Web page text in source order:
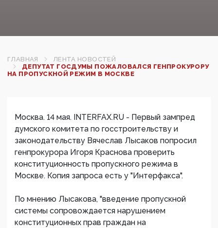
ГЛАВНАЯ
ЛЕНТА НОВОСТЕЙ
ДЕПУТАТ ГОСДУМЫ ПОЖАЛОВАЛСЯ ГЕНПРОКУРОРУ
НА ПРОПУСКНОЙ РЕЖИМ В МОСКВЕ
Москва. 14 мая. INTERFAX.RU - Первый зампред
думского комитета по госстроительству и
законодательству Вячеслав Лысаков попросил
генпрокурора Игоря Краснова проверить
конституционность пропускного режима в
Москве. Копия запроса есть у "Интерфакса".
По мнению Лысакова, "введение пропускной
системы сопровождается нарушением
конституционных прав граждан на